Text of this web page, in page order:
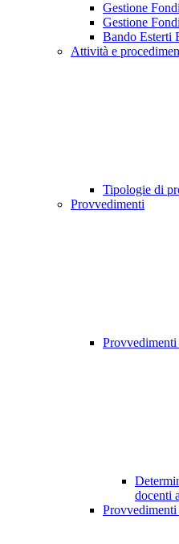
Gestione
Gestione
Bando Esterti
Attività e
Tipologie di
Provvedimenti
docenti